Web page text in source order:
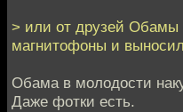
> или от друзей Обамы
магнитофоны и
Обама в молодости
Даже фотки есть.